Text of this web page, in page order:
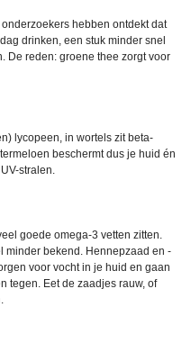
hebben ontdekt dat
drinken, een stuk minder snel
De reden: groene thee zorgt voor
lycopeen, in wortels zit beta-
beschermt dus je huid én
stralen.
goede omega-3 vetten zitten.
minder bekend. Hennepzaad en -
voor vocht in je huid en gaan
tegen. Eet de zaadjes rauw, of